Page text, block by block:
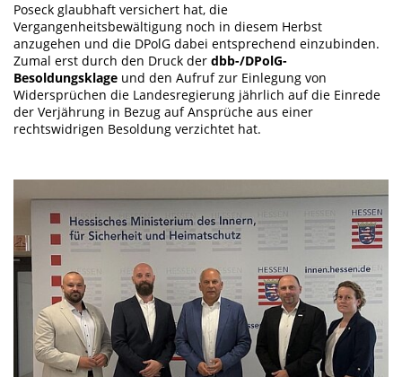
Poseck glaubhaft versichert hat, die
Vergangenheitsbewältigung noch in diesem Herbst
anzugehen und die DPolG dabei entsprechend einzubinden.
Zumal erst durch den Druck der dbb-/DPolG-
Besoldungsklage und den Aufruf zur Einlegung von
Widersprüchen die Landesregierung jährlich auf die Einrede
der Verjährung in Bezug auf Ansprüche aus einer
rechtswidrigen Besoldung verzichtet hat.